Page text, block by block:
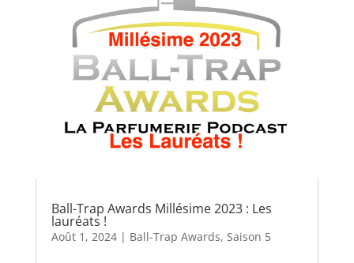
Ball-Trap Awards Millésime 2023 : Les
lauréats !
Août 1, 2024| Ball-Trap Awards, Saison 5